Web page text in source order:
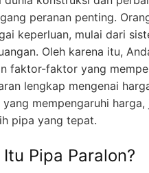
peranan penting.
keperluan, mulai dari
Oleh karena itu,
faktor-faktor yang
lengkap mengenai
mempengaruhi
pipa yang tepat.
Pipa Paralon?